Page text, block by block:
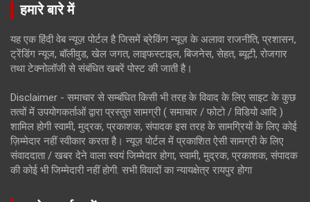
हमारे बारे में
यह एक हिंदी वेब न्यूज़ पोर्टल है जिसमें ब्रेकिंग न्यूज़ के अलावा राजनीति, प्रशासन,
ट्रेंडिंग न्यूज, बॉलीवुड, खेल जगत, लाइफस्टाइल, बिजनेस, सेहत, ब्यूटी, रोजगार
तथा टेक्नोलॉजी से संबंधित खबरें पोस्ट की जाती है।
Disclaimer - समाचार से सम्बंधित किसी भी तरह के विवाद के लिए साइट के कुछ
तत्वों में उपयोगकर्ताओं द्वारा प्रस्तुत सामग्री ( समाचार / फोटो / विडियो आदि )
शामिल होगी स्वामी, मुद्रक, प्रकाशक, संपादक इस तरह के सामग्रियों के लिए कोई
ज़िम्मेदार नहीं स्वीकार करता है। न्यूज़ पोर्टल में प्रकाशित ऐसी सामग्री के लिए
संवाददाता / खबर देने वाला स्वयं जिम्मेदार होगा, स्वामी, मुद्रक, प्रकाशक, संपादक
की कोई भी जिम्मेदारी नहीं होगी. सभी विवादों का न्यायक्षेत्र रायपुर होगा